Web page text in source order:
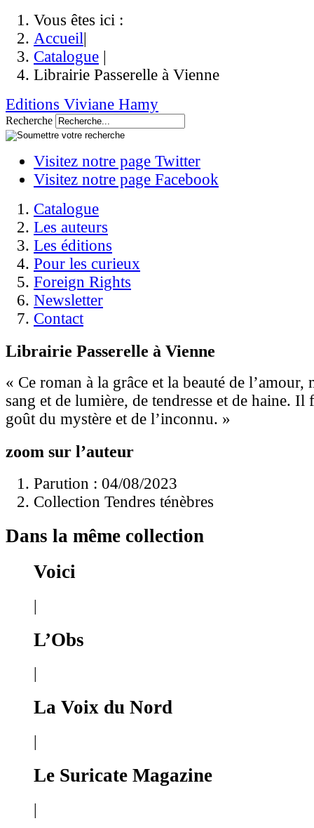
Vous êtes ici :
Accueil|
Catalogue |
Librairie Passerelle à Vienne
Editions Viviane Hamy
Recherche
Visitez notre page Twitter
Visitez notre page Facebook
Catalogue
Les auteurs
Les éditions
Pour les curieux
Foreign Rights
Newsletter
Contact
Librairie Passerelle à Vienne
« Ce roman à la grâce et la beauté de l’amour,
sang et de lumière, de tendresse et de haine. Il
goût du mystère et de l’inconnu. »
zoom sur l’auteur
Parution : 04/08/2023
Collection Tendres ténèbres
Dans la même collection
Voici
|
L’Obs
La Voix du Nord
|
Le Suricate Magazine
|